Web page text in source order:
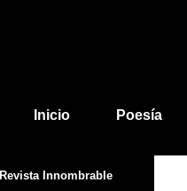
Inicio Poesía
Revista Innombrable